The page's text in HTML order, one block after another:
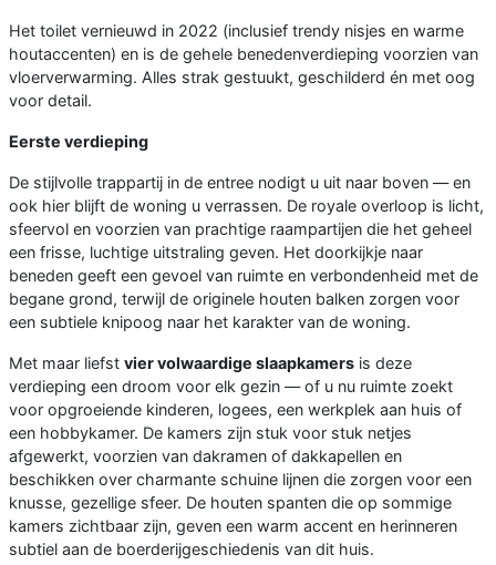
Het toilet vernieuwd in 2022 (inclusief trendy nisjes en warme
houtaccenten) en is de gehele benedenverdieping voorzien van
vloerverwarming. Alles strak gestuukt, geschilderd én met oog
voor detail.
Eerste verdieping
De stijlvolle trappartij in de entree nodigt u uit naar boven — en
ook hier blijft de woning u verrassen. De royale overloop is licht,
sfeervol en voorzien van prachtige raampartijen die het geheel
een frisse, luchtige uitstraling geven. Het doorkijkje naar
beneden geeft een gevoel van ruimte en verbondenheid met de
begane grond, terwijl de originele houten balken zorgen voor
een subtiele knipoog naar het karakter van de woning.
Met maar liefst vier volwaardige slaapkamers is deze
verdieping een droom voor elk gezin — of u nu ruimte zoekt
voor opgroeiende kinderen, logees, een werkplek aan huis of
een hobbykamer. De kamers zijn stuk voor stuk netjes
afgewerkt, voorzien van dakramen of dakkapellen en
beschikken over charmante schuine lijnen die zorgen voor een
knusse, gezellige sfeer. De houten spanten die op sommige
kamers zichtbaar zijn, geven een warm accent en herinneren
subtiel aan de boerderijgeschiedenis van dit huis.